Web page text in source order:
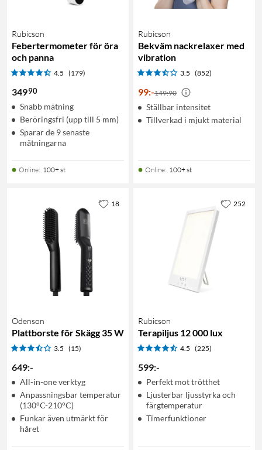
Rubicson
Febertermometer för öra
och panna
4.5 (179)
34990
Snabb mätning
Beröringsfri (upp till 5 mm)
Sparar de 9 senaste
mätningarna
Online: 100+ st
Rubicson
Bekväm nackrelaxer med
vibration
3.5 (852)
99:-149:90
Ställbar intensitet
Tillverkad i mjukt material
Online: 100+ st
Odenson
Plattborste för Skägg 35 W
3.5 (15)
649:-
All-in-one verktyg
Anpassningsbar temperatur
(130°C-210°C)
Funkar även utmärkt för
håret
18
Rubicson
Terapiljus 12 000 lux
4.5 (225)
599:-
Perfekt mot trötthet
Ljusterbar ljusstyrka och
färgtemperatur
Timerfunktioner
252